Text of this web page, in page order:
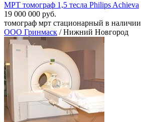
МРТ томограф 1,5 тесла Philips Achieva
19 000 000 руб.
томограф мрт стационарный в наличии
ООО Гринмаск / Нижний Новгород